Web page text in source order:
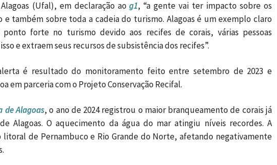
(Ufal), em declaração aog1, “a gente vai ter impacto sobre os
e também sobre toda a cadeia do turismo. Alagoas é um exemplo claro
forte no turismo devido aos recifes de corais, várias pessoas
e extraem seus recursos de subsistência dos recifes”.
é resultado do monitoramento feito entre setembro de 2023 e
em parceria com o Projeto Conservação Recifal.
de Alagoas, o ano de 2024 registrou o maior branqueamento de corais já
Alagoas. O aquecimento da água do mar atingiu níveis recordes. A
litoral de Pernambuco e Rio Grande do Norte, afetando negativamente